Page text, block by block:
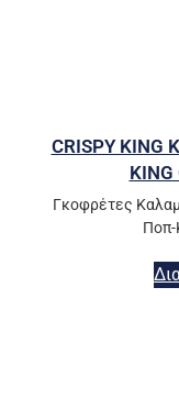
CRISPY
KING
Γκοφρέτες
Ποπ-